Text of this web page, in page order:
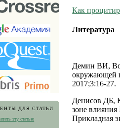
ДЛЯ СТАТЬИ
эту статью
Как
Литература
Демин ВИ,
окружающей
2017;3:16-27.
Денисов ДБ,
зоне
Прикладная